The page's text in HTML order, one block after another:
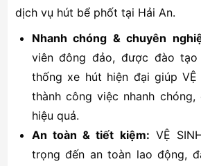
dịch vụ hút bể phốt tại Hải An.
Nhanh chóng & chuyên
viên đông đảo, được đào
thống xe hút hiện đại giúp
thành công việc nhanh chóng,
hiệu quả.
An toàn & tiết kiệm: VỆ
trọng đến an toàn lao động,